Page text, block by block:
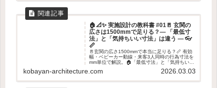
🏠📐✨ 実施設計の教科書 #01🚪 玄関の
広さは1500mmで足りる？― 「最低寸
法」と「気持ちいい寸法」は違う ― 👓
📏
🚪玄関の広さ1500mmで本当に足りる？📏 有効
幅・ベビーカー動線・来客3人同時の行為寸法を
mm単位で解説。🏠「最低寸法」と「気持ちいい
✨
kobayan-architecture.com 2026.03.03